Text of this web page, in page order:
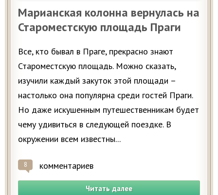
Марианская колонна вернулась на
Староместскую площадь Праги
Все, кто бывал в Праге, прекрасно знают
Староместскую площадь. Можно сказать,
изучили каждый закуток этой площади –
настолько она популярна среди гостей Праги.
Но даже искушенным путешественникам будет
чему удивиться в следующей поездке. В
окружении всем известны...
8 комментариев
Читать далее